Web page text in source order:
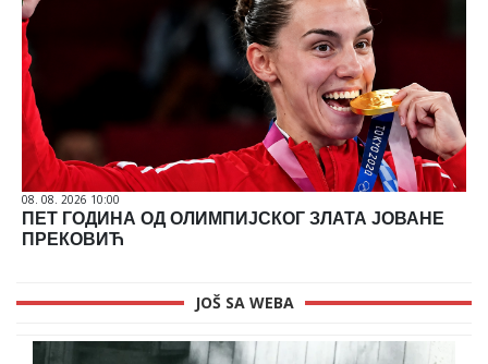
08. 08. 2026 10:00
ПЕТ ГОДИНА ОД ОЛИМПИЈСКОГ ЗЛАТА ЈОВАНЕ
ПРЕКОВИЋ
JOŠ SA WEBA